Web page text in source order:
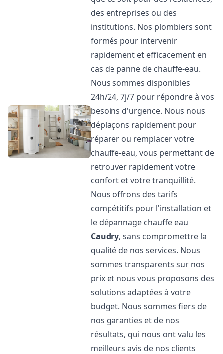
des entreprises ou des
institutions. Nos plombiers sont
formés pour intervenir
rapidement et efficacement en
cas de panne de chauffe-eau.
Nous sommes disponibles
24h/24, 7j/7 pour répondre à vos
besoins d'urgence. Nous nous
déplaçons rapidement pour
réparer ou remplacer votre
chauffe-eau, vous permettant de
retrouver rapidement votre
confort et votre tranquillité.
Nous offrons des tarifs
compétitifs pour l'installation et
le dépannage chauffe eau
Caudry, sans compromettre la
qualité de nos services. Nous
sommes transparents sur nos
prix et nous vous proposons des
solutions adaptées à votre
budget. Nous sommes fiers de
nos garanties et de nos
résultats, qui nous ont valu les
meilleurs avis de nos clients